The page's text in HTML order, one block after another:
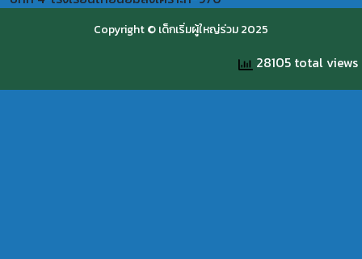
Copyright © เด็กเริ่มผู้ใหญ่ร่วม 2025
28105 total views